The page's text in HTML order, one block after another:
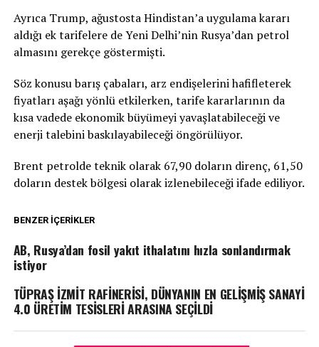
Ayrıca Trump, ağustosta Hindistan’a uygulama kararı
aldığı ek tarifelere de Yeni Delhi’nin Rusya’dan petrol
almasını gerekçe göstermişti.
Söz konusu barış çabaları, arz endişelerini hafifleterek
fiyatları aşağı yönlü etkilerken, tarife kararlarının da
kısa vadede ekonomik büyümeyi yavaşlatabileceği ve
enerji talebini baskılayabileceği öngörülüyor.
Brent petrolde teknik olarak 67,90 doların direnç, 61,50
doların destek bölgesi olarak izlenebileceği ifade ediliyor.
BENZER İÇERIKLER
AB, Rusya’dan fosil yakıt ithalatını hızla sonlandırmak
istiyor
TÜPRAŞ İZMİT RAFİNERİSİ, DÜNYANIN EN GELİŞMİŞ SANAYİ
4.0 ÜRETİM TESİSLERİ ARASINA SEÇİLDİ